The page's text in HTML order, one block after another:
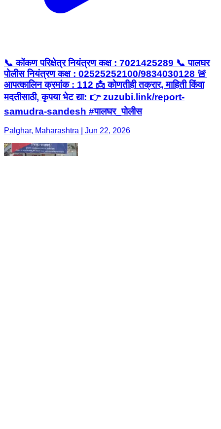
📞 कोंकण परिक्षेत्र नियंत्रण कक्ष : 7021425289 📞 पालघर
पोलीस नियंत्रण कक्ष : 02525252100/9834030128 🚨
आपत्कालिन क्रमांक : 112 📩 कोणतीही तक्रार, माहिती किंवा
मदतीसाठी, कृपया भेट द्या: 👉 zuzubi.link/report-
samudra-sandesh #पालघर_पोलीस
Palghar, Maharashtra | Jun 22, 2026